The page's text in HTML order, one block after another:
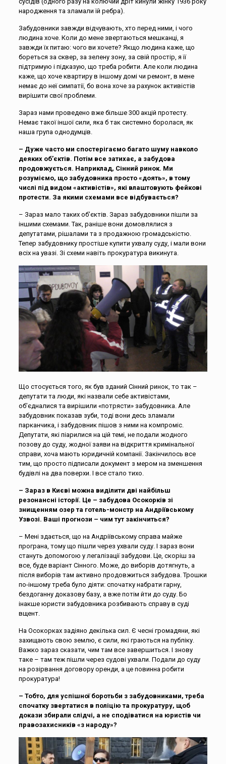
народження та зламали їй ребра).
Забудовники завжди відчувають, хто перед ними, і чого
людина хоче. Коли до мене звертаються мешканці, я
завжди їх питаю: чого ви хочете? Якщо людина каже, що
бореться за сквер, за зелену зону, за свій простір, я її
підтримую і підказую, що треба робити. Але коли людина
каже, що хоче квартиру в іншому домі чи ремонт, в мене
немає до неї симпатії, бо вона хоче за рахунок активістів
вирішити свої проблеми.
Зараз нами проведено вже більше 300 акцій протесту.
Немає такої іншої сили, яка б так системно боролася, як
наша група однодумців.
– Дуже часто ми спостерігаємо багато шуму навколо
деяких об’єктів. Потім все затихає, а забудова
продовжується. Наприклад, Сінний ринок. Ми
розуміємо, що забудовника просто «доять», в тому
числі під видом «активістів», які влаштовують фейкові
протести. За якими схемами все відбувається?
– Зараз мало таких об’єктів. Зараз забудовники пішли за
іншими схемами. Так, раніше вони домовлялися з
депутатами, рішалами та з продажною громадськістю.
Тепер забудовнику простіше купити ухвалу суду, і мали вони
всіх на увазі. Зі схеми навіть прокуратура викинута.
Що стосується того, як був зданий Сінний ринок, то так –
депутати та люди, які назвали себе активістами,
об’єдналися та вирішили «потрясти» забудовника. Але
забудовник показав зуби, тоді вони десь зламали
парканчика, і забудовник пішов з ними на компроміс.
Депутати, які піарилися на цій темі, не подали жодного
позову до суду, жодної заяви на відкриття кримінальної
справи, хоча мають юридичній компанії. Закінчилось все
тим, що просто підписали документ з мером на зменшення
будівлі на два поверхи. І все стало тихо.
– Зараз в Києві можна виділити дві найбільш
резонансні історії. Це – забудова Осокорків зі
знищенням озер та готель-монстр на Андріївському
Узвозі. Ваші прогнози – чим тут закінчиться?
– Мені здається, що на Андріївському справа майже
програна, тому що пішли через ухвали суду. І зараз вони
стануть допомогою у легалізації забудови. Це, скоріш за
все, буде варіант Сінного. Може, до виборів дотягнуть, а
після виборів там активно продовжиться забудова. Трошки
по-іншому треба було діяти: спочатку набрати гарну,
бездоганну доказову базу, а вже потім йти до суду. Бо
інакше юристи забудовника розбивають справу в суді
вщент.
На Осокорках задіяно декілька сил. Є чесні громадяни, які
захищають свою землю, є сили, які граються на публіку.
Важко зараз сказати, чим там все завершиться. І знову
таке – там теж пішли через судові ухвали. Подали до суду
на розірвання договору оренди, а це повинна робити
прокуратура!
– Тобто, для успішної боротьби з забудовниками, треба
спочатку звертатися в поліцію та прокуратуру, щоб
докази збирали слідчі, а не сподіватися на юристів чи
правозахисників «з народу»?